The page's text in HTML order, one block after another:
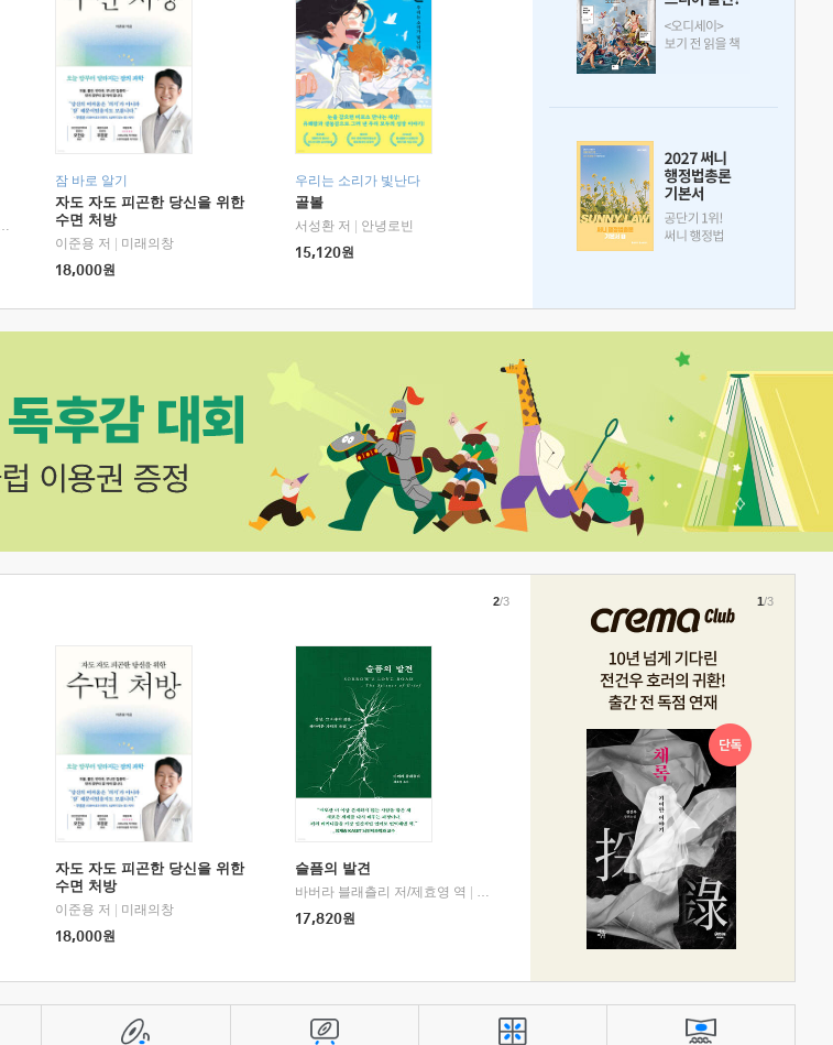
잠 바로 알기
자도 자도 피곤한 당신을 위한
수면 처방
이준용 저
미래의창
18,000원
우리는 소리가 빛난다
골볼
서성환 저
안녕로빈
15,120원
자도 자도 피곤한 당신을 위한
수면 처방
이준용 저
미래의창
18,000원
슬픔의 발견
바버라 블래츨리 저/제효영 역
디플롯
17,820원
2/3 1/3